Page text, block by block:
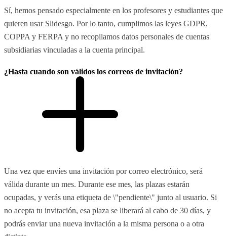
Sí, hemos pensado especialmente en los profesores y estudiantes que
quieren usar Slidesgo. Por lo tanto, cumplimos las leyes GDPR,
COPPA y FERPA y no recopilamos datos personales de cuentas
subsidiarias vinculadas a la cuenta principal.
¿Hasta cuando son válidos los correos de invitación?
Una vez que envíes una invitación por correo electrónico, será
válida durante un mes. Durante ese mes, las plazas estarán
ocupadas, y verás una etiqueta de \"pendiente\" junto al usuario. Si
no acepta tu invitación, esa plaza se liberará al cabo de 30 días, y
podrás enviar una nueva invitación a la misma persona o a otra